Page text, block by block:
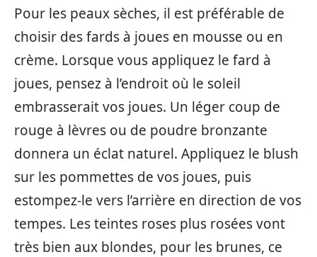
Pour les peaux sèches, il est préférable de
choisir des fards à joues en mousse ou en
crème. Lorsque vous appliquez le fard à
joues, pensez à l’endroit où le soleil
embrasserait vos joues. Un léger coup de
rouge à lèvres ou de poudre bronzante
donnera un éclat naturel. Appliquez le blush
sur les pommettes de vos joues, puis
estompez-le vers l’arrière en direction de vos
tempes. Les teintes roses plus rosées vont
très bien aux blondes, pour les brunes, ce